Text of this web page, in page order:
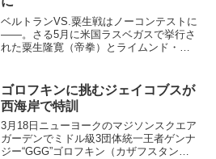
ベルトランVS.粟生戦はノーコンテストに
――。さる5月に米国ラスベガスで挙行さ
れた粟生隆寛（帝拳）とライムンド・ベ
ーコンテスト）」とされることになっ
た。13日（日本時...
ゴロフキンに挑むジェイコブスが
西海岸で特訓
3月18日ニューヨークのマジソンスクエア
ガーデンでミドル級3団体統一王者ゲンナ
ジー“GGG”ゴロフキン（カザフスタン）